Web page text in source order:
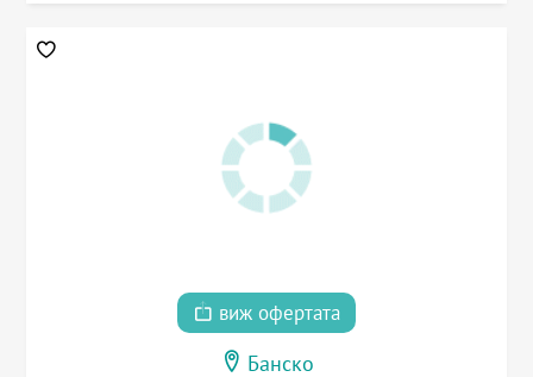
виж офертата
Банско